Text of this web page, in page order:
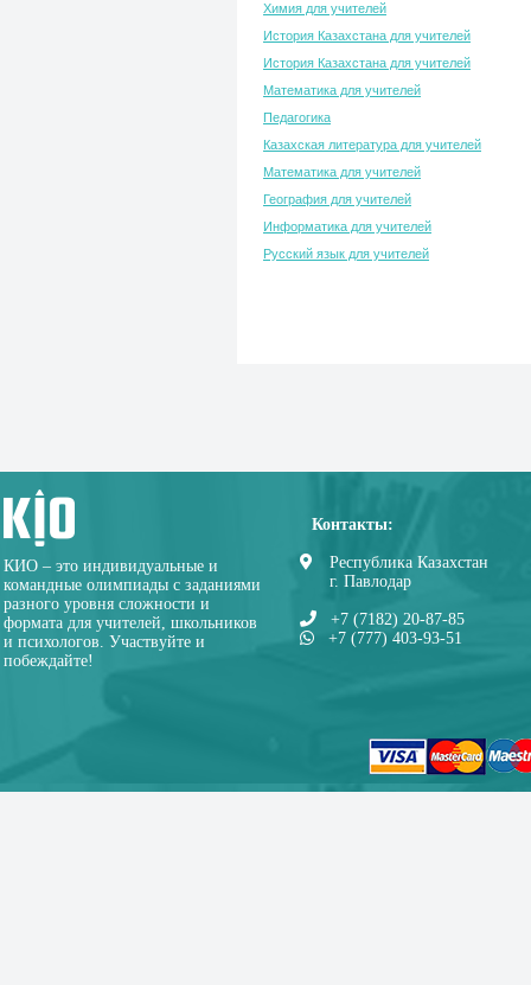
Химия для учителей
История Казахстана для учителей
История Казахстана для учителей
Математика для учителей
Педагогика
Казахская литература для учителей
Математика для учителей
География для учителей
Информатика для учителей
Русский язык для учителей
КИО – это индивидуальные и
командные олимпиады с заданиями
разного уровня сложности и
формата для учителей, школьников
и психологов. Участвуйте и
побеждайте!
Контакты:
Республика Казахстан
г. Павлодар
+7 (7182) 20-87-85
+7 (777) 403-93-51